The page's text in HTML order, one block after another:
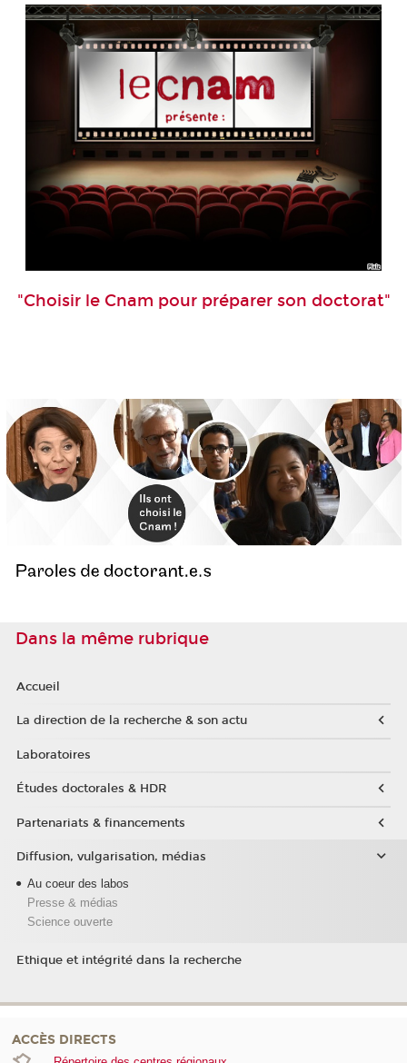
"Choisir le Cnam pour préparer son doctorat"
Dans la même rubrique
Accueil
La direction de la recherche & son actu
Laboratoires
Études doctorales & HDR
Partenariats & financements
Diffusion, vulgarisation, médias
Au coeur des labos
Presse & médias
Science ouverte
Ethique et intégrité dans la recherche
ACCÈS DIRECTS